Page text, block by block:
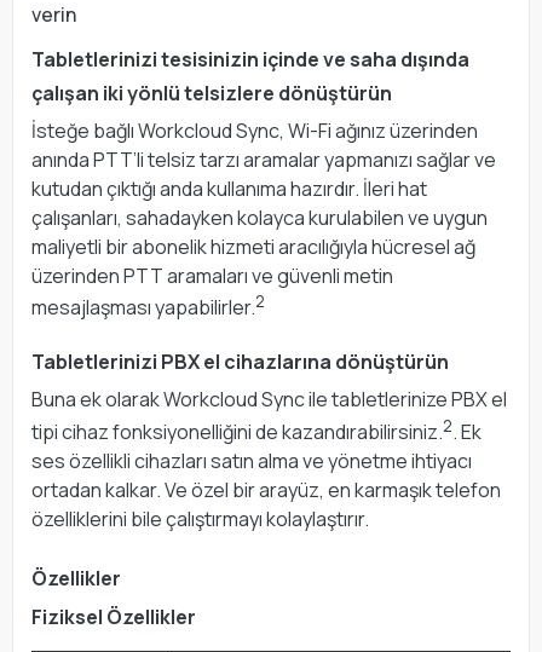
verin
Tabletlerinizi tesisinizin içinde ve saha dışında
çalışan iki yönlü telsizlere dönüştürün
İsteğe bağlı Workcloud Sync, Wi-Fi ağınız üzerinden
anında PTT’li telsiz tarzı aramalar yapmanızı sağlar ve
kutudan çıktığı anda kullanıma hazırdır. İleri hat
çalışanları, sahadayken kolayca kurulabilen ve uygun
maliyetli bir abonelik hizmeti aracılığıyla hücresel ağ
üzerinden PTT aramaları ve güvenli metin
mesajlaşması yapabilirler.2
Tabletlerinizi PBX el cihazlarına dönüştürün
Buna ek olarak Workcloud Sync ile tabletlerinize PBX el
tipi cihaz fonksiyonelliğini de kazandırabilirsiniz.2. Ek
ses özellikli cihazları satın alma ve yönetme ihtiyacı
ortadan kalkar. Ve özel bir arayüz, en karmaşık telefon
özelliklerini bile çalıştırmayı kolaylaştırır.
Özellikler
Fiziksel Özellikler